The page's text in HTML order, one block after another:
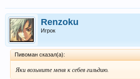
Renzoku
Игрок
Пивоман сказал(а):
Яки возьмите меня к себев гильдию.